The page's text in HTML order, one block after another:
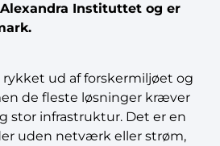
Instituttet og er
rykket ud af forskermiljøet og
de fleste løsninger kræver
stor infrastruktur. Det er en
uden netværk eller strøm,